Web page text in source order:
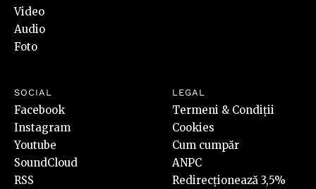
Video
Audio
Foto
SOCIAL
Facebook
Instagram
Youtube
SoundCloud
RSS
LEGAL
Termeni & Condiții
Cookies
Cum cumpăr
ANPC
Redirecționează 3,5%